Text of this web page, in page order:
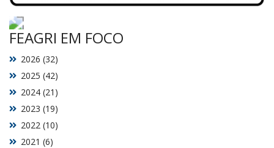
FEAGRI EM FOCO
2021 (6)
2022 (10)
2023 (19)
2024 (21)
2025 (42)
2026 (32)